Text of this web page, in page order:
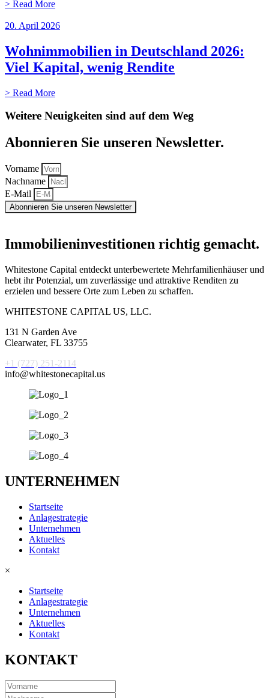
> Read More
20. April 2026
Wohnimmobilien in Deutschland 2026:
Viel Kapital, wenig Rendite
> Read More
Weitere Neuigkeiten sind auf dem Weg
Abonnieren Sie unseren Newsletter.
Vorname
Nachname
E-Mail
Abonnieren Sie unseren Newsletter
Immobilieninvestitionen richtig gemacht.
Whitestone Capital entdeckt unterbewertete Mehrfamilienhäuser und
hebt ihr Potenzial, um zuverlässige und attraktive Renditen zu
erzielen und bessere Orte zum Leben zu schaffen.
WHITESTONE CAPITAL US, LLC.
131 N Garden Ave
Clearwater, FL 33755
+1 (727) 251-2114
info@whitestonecapital.us
UNTERNEHMEN
Startseite
Anlagestrategie
Unternehmen
Aktuelles
Kontakt
×
Startseite
Anlagestrategie
Unternehmen
Aktuelles
Kontakt
KONTAKT